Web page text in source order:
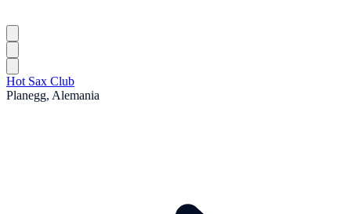
Hot Sax Club
Planegg, Alemania